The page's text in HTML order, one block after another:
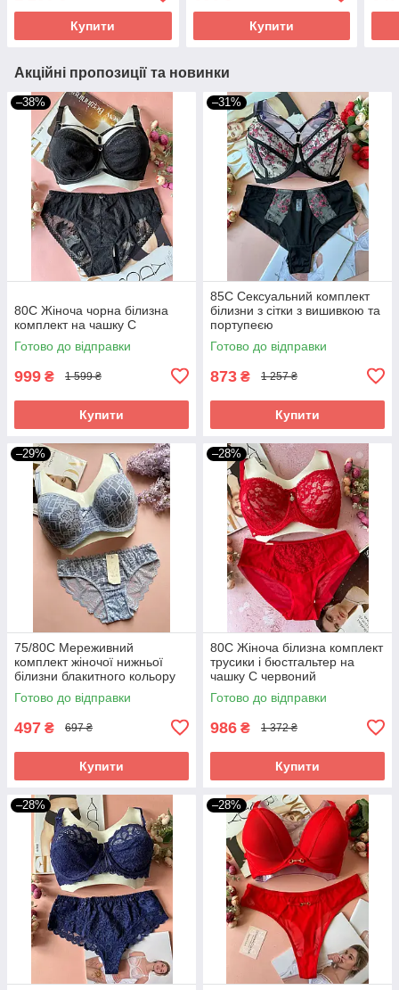
Купити Купити
Акційні пропозиції та новинки
–38%
80С Жіноча чорна білизна
комплект на чашку С
Готово до відправки
999 ₴ 1 599 ₴
Купити
–31%
85С Сексуальний комплект
білизни з сітки з вишивкою та
портупеєю
Готово до відправки
873 ₴ 1 257 ₴
Купити
–29%
75/80С Мереживний
комплект жіночої нижньої
білизни блакитного кольору
Готово до відправки
497 ₴ 697 ₴
Купити
–28%
80С Жіноча білизна комплект
трусики і бюстгальтер на
чашку C червоний
Готово до відправки
986 ₴ 1 372 ₴
Купити
–28% –28%